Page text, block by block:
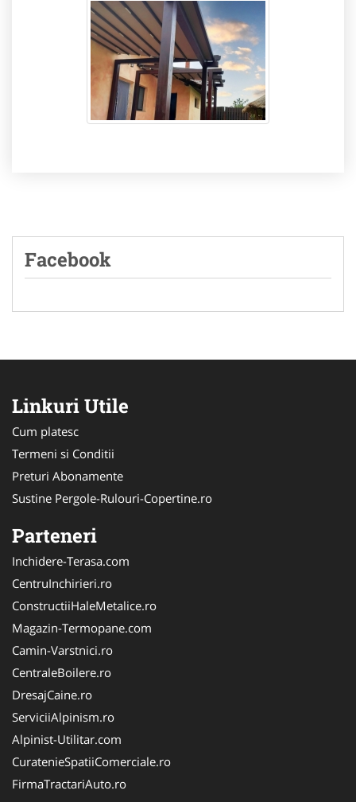
Facebook
Linkuri Utile
Cum platesc
Termeni si Conditii
Preturi Abonamente
Sustine Pergole-Rulouri-Copertine.ro
Parteneri
Inchidere-Terasa.com
CentruInchirieri.ro
ConstructiiHaleMetalice.ro
Magazin-Termopane.com
Camin-Varstnici.ro
CentraleBoilere.ro
DresajCaine.ro
ServiciiAlpinism.ro
Alpinist-Utilitar.com
CuratenieSpatiiComerciale.ro
FirmaTractariAuto.ro